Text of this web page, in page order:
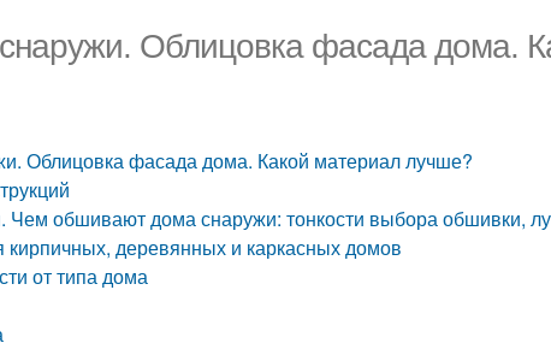
Облицовка фасада дома.
Облицовка фасада дома. Какой материал лучше?
обшивают дома снаружи: тонкости выбора обшивки,
деревянных и каркасных домов
от типа дома